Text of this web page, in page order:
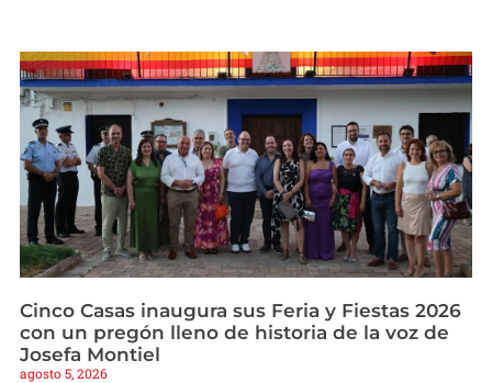
Cinco Casas inaugura sus Feria y Fiestas 2026
con un pregón lleno de historia de la voz de
Josefa Montiel
agosto 5, 2026